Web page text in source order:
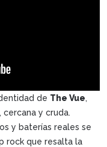
de The Vue,
y cruda.
y baterías reales se
rock que resalta la